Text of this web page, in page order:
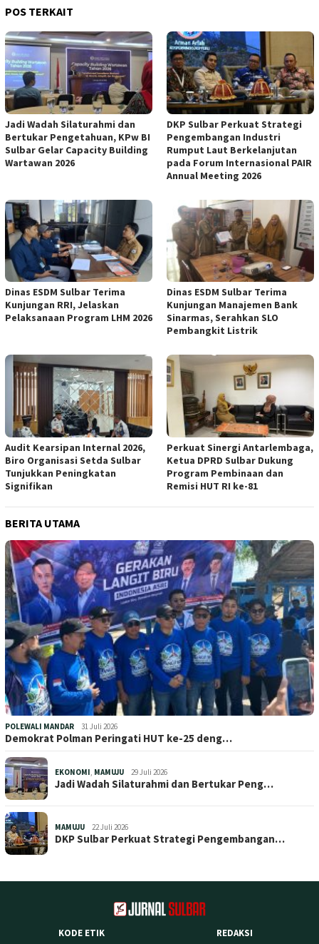
POS TERKAIT
Jadi Wadah Silaturahmi dan
Bertukar Pengetahuan, KPw BI
Sulbar Gelar Capacity Building
Wartawan 2026
DKP Sulbar Perkuat Strategi
Pengembangan Industri
Rumput Laut Berkelanjutan
pada Forum Internasional PAIR
Annual Meeting 2026
Dinas ESDM Sulbar Terima
Kunjungan RRI, Jelaskan
Pelaksanaan Program LHM 2026
Dinas ESDM Sulbar Terima
Kunjungan Manajemen Bank
Sinarmas, Serahkan SLO
Pembangkit Listrik
Audit Kearsipan Internal 2026,
Biro Organisasi Setda Sulbar
Tunjukkan Peningkatan
Signifikan
Perkuat Sinergi Antarlembaga,
Ketua DPRD Sulbar Dukung
Program Pembinaan dan
Remisi HUT RI ke-81
BERITA UTAMA
POLEWALI MANDAR 31 Juli 2026
Demokrat Polman Peringati HUT ke-25 deng…
EKONOMI, MAMUJU 29 Juli 2026
Jadi Wadah Silaturahmi dan Bertukar Peng…
MAMUJU 22 Juli 2026
DKP Sulbar Perkuat Strategi Pengembangan…
KODE ETIK REDAKSI